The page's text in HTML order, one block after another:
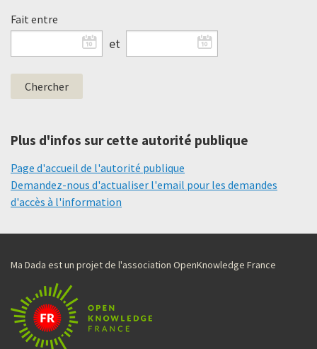
Fait entre
et
Plus d'infos sur cette autorité publique
Page d'accueil de l'autorité publique
Demandez-nous d'actualiser l'email pour les demandes
d'accès à l'information
Ma Dada est un projet de l'association OpenKnowledge France